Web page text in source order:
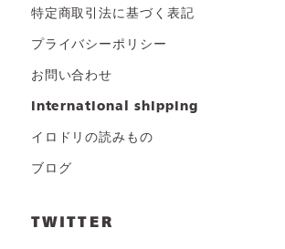
特定商取引法に基づく表記
プライバシーポリシー
お問い合わせ
international shipping
イロドリの読みもの
ブログ
TWITTER